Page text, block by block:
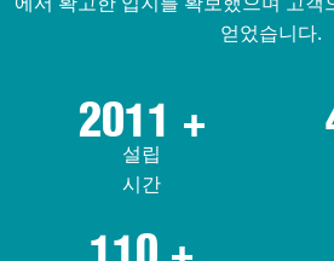
얻었습니다.
2011
+
설립
시간
110
+